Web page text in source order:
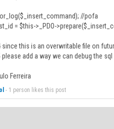
//pofa
= $this->_PDO-
since this is an overwritable file on
please add a way we can debug the
Ferreira
- 1 person likes this post